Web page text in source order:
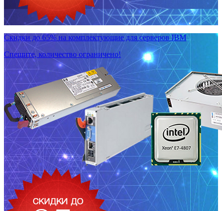
Скидки до 65% на комплектующие для серверов IBM
Спешите, количество ограничено!